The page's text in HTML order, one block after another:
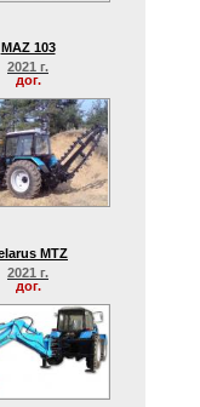
MAZ 103
2021 г.
дог.
MTZ
2021 г.
дог.